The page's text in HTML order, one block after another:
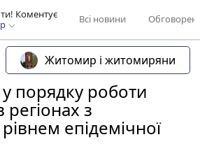
Коментує
Всі новини
Житомир і житомиряни
порядку роботи
з
епідемічної